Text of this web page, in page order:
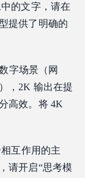
的文字，请在
提供了明确的
字场景（网
，2K 输出在提
高效。将 4K
互作用的主
请开启“思考模